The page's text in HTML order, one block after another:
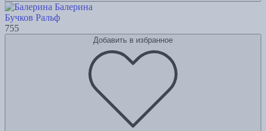
Балерина
Бучков Ральф
755
Добавить в избранное